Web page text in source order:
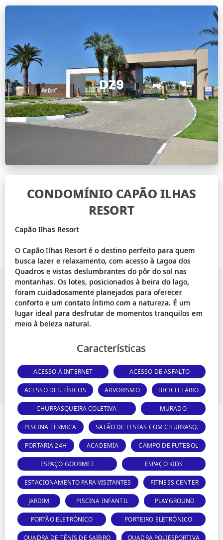
CONDOMÍNIO CAPÃO ILHAS
RESORT
Capão Ilhas Resort
O Capão Ilhas Resort é o destino perfeito para quem
busca lazer e relaxamento, com acesso à Lagoa dos
Quadros e vistas deslumbrantes do pôr do sol nas
montanhas. Os lotes, posicionados à beira do lago,
foram cuidadosamente planejados para oferecer
conforto e um contato íntimo com a natureza. É um
lugar ideal para desfrutar de momentos tranquilos em
Características
ACESSO À INTERNET ACESSO DE ASFALTO
ACESSO DEF. FÍSICOS ARVORISMO BICICLETÁRIO
CHURRASQUEIRA COLETIVA MURADO
PISCINA TÉRMICA SALÃO DE FESTAS COM CHURRASQ.
PORTARIA 24H ACADEMIA CAMPO DE FUTEBOL
ESPAÇO GOURMET ESPAÇO KIDS
ESTACIONAMENTO PARA VISITANTES FITNESS CENTER
JARDIM PISCINA INFANTIL PLAYGROUND
PORTÃO ELETRÔNICO PORTEIRO ELETRÔNICO
QUADRA DE TÊNIS DE SAIBRO QUADRA POLIESPORTIVA